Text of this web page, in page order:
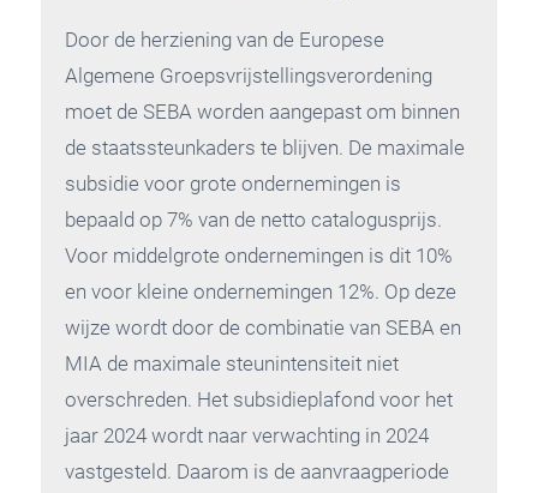
Door de herziening van de Europese
Algemene Groepsvrijstellingsverordening
moet de SEBA worden aangepast om binnen
de staatssteunkaders te blijven. De maximale
subsidie voor grote ondernemingen is
bepaald op 7% van de netto catalogusprijs.
Voor middelgrote ondernemingen is dit 10%
en voor kleine ondernemingen 12%. Op deze
wijze wordt door de combinatie van SEBA en
MIA de maximale steunintensiteit niet
overschreden. Het subsidieplafond voor het
jaar 2024 wordt naar verwachting in 2024
vastgesteld. Daarom is de aanvraagperiode